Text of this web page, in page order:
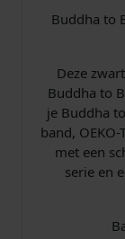
Buddha to
Deze
Buddha to
je Buddha
band,
met een
serie en